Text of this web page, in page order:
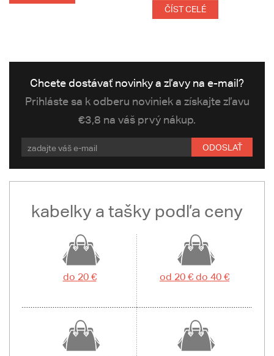
ČÍST CELÉ
Chcete dostávať novinky a zľavy na e-mail?
Prihláste sa k odberu noviniek a získajte zľavu
€3,8 na váš prvý nákup.
ODOSLAŤ
kabelky a tašky podľa ceny
do 20 € od 20 € do 40 €